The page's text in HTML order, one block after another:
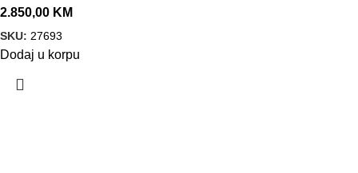
2.850,00 KM
SKU: 27693
Dodaj u korpu